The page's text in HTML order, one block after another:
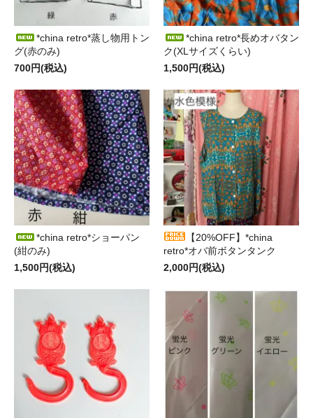
*china retro*蒸し物用トン
グ(赤のみ)
700円(税込)
*china retro*長めオバタン
ク(XLサイズくらい)
1,500円(税込)
*china retro*ショーパン
(紺のみ)
1,500円(税込)
【20%OFF】*china
retro*オバ前ボタンタンク
2,000円(税込)